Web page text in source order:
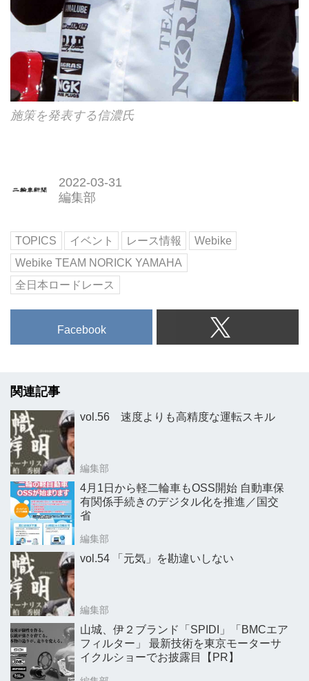
施策を発表する信濃氏
2022-03-31
編集部
TOPICS イベント レース情報
Webike
Webike TEAM NORICK YAMAHA
全日本ロードレース
Facebook
関連記事
vol.56 速度よりも高精度な運転スキル
編集部
4月1日から軽二輪車もOSS開始 自動車保
有関係手続きのデジタル化を推進／国交
省
編集部
vol.54 「元気」を勘違いしない
編集部
山城、伊２ブランド「SPIDI」「BMCエア
フィルター」 最新技術を東京モーターサ
イクルショーでお披露目【PR】